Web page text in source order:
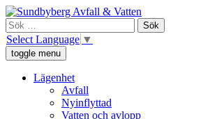
Skip
to
content
Sundbyberg Avfall och Vatten
Vi ansvarar för sophämtning, leverans av rent
avloppsvattnet tas omhand i Sundbyberg.
Sök
efter:
Select Language ▼
toggle menu
Lägenhet
Avfall
Nyinflyttad
Vatten och avlopp